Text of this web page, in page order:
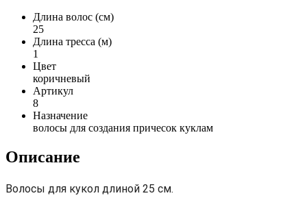
Длина волос (см)
25
Длина тресса (м)
1
Цвет
коричневый
Артикул
8
Назначение
волосы для создания причесок куклам
Описание
Волосы для кукол длиной 25 см.